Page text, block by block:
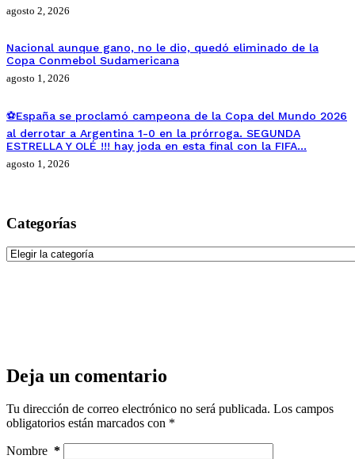
agosto 2, 2026
Nacional aunque gano, no le dio, quedó eliminado de la
Copa Conmebol Sudamericana
agosto 1, 2026
⚽España se proclamó campeona de la Copa del Mundo 2026
al derrotar a Argentina 1-0 en la prórroga. SEGUNDA
ESTRELLA Y OLÉ !!! hay joda en esta final con la FIFA…
agosto 1, 2026
Categorías
Categorías
Deja un comentario
Tu dirección de correo electrónico no será publicada. Los campos
obligatorios están marcados con *
Nombre *